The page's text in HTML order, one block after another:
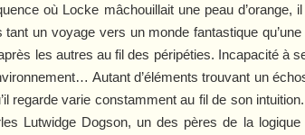
où Locke mâchouillait une peau
un voyage vers un monde fantastique
les autres au fil des péripéties. Incapacité à
Autant d’éléments trouvant un
regarde varie constamment au fil de son
Lutwidge Dogson, un des pères de la logique